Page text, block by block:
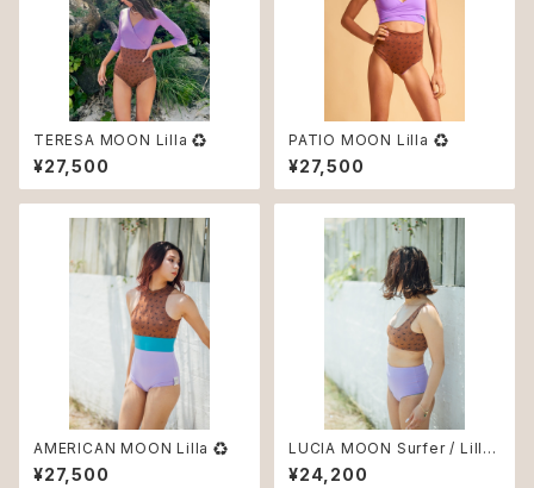
TERESA MOON Lilla ♻︎
¥27,500
PATIO MOON Lilla ♻︎
¥27,500
AMERICAN MOON Lilla ♻︎
¥27,500
LUCIA MOON Surfer / Lilla
♻︎
¥24,200